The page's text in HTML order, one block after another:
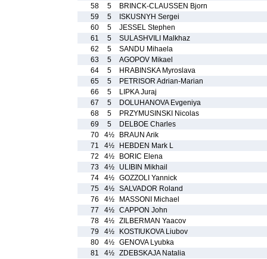
58
5
BRINCK-CLAUSSEN Bjorn
59
5
ISKUSNYH Sergei
60
5
JESSEL Stephen
61
5
SULASHVILI Malkhaz
62
5
SANDU Mihaela
63
5
AGOPOV Mikael
64
5
HRABINSKA Myroslava
65
5
PETRISOR Adrian-Marian
66
5
LIPKA Juraj
67
5
DOLUHANOVA Evgeniya
68
5
PRZYMUSINSKI Nicolas
69
5
DELBOE Charles
70
4½
BRAUN Arik
71
4½
HEBDEN Mark L
72
4½
BORIC Elena
73
4½
ULIBIN Mikhail
74
4½
GOZZOLI Yannick
75
4½
SALVADOR Roland
76
4½
MASSONI Michael
77
4½
CAPPON John
78
4½
ZILBERMAN Yaacov
79
4½
KOSTIUKOVA Liubov
80
4½
GENOVA Lyubka
81
4½
ZDEBSKAJA Natalia